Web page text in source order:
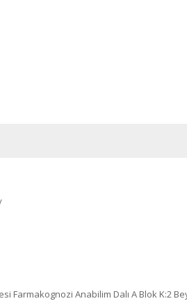
Farmakognozi Anabilim Dalı A Blok K:2